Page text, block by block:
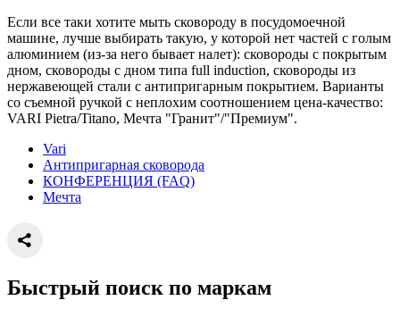
Если все таки хотите мыть сковороду в посудомоечной
машине, лучше выбирать такую, у которой нет частей с голым
алюминием (из-за него бывает налет): сковороды с покрытым
дном, сковороды с дном типа full induction, сковороды из
нержавеющей стали с антипригарным покрытием. Варианты
со съемной ручкой с неплохим соотношением цена-качество:
VARI Pietra/Titano, Мечта "Гранит"/"Премиум".
Vari
Антипригарная сковорода
КОНФЕРЕНЦИЯ (FAQ)
Мечта
Быстрый поиск по маркам